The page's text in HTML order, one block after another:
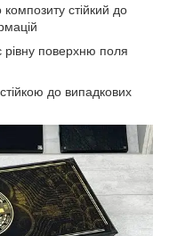
стійкий до
рівну поверхню поля
до випадкових